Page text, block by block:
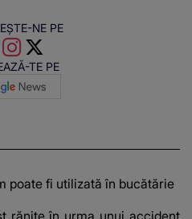
NE PE
TE PE
poate fi utilizată în bucătărie
rănite în urma unui accident